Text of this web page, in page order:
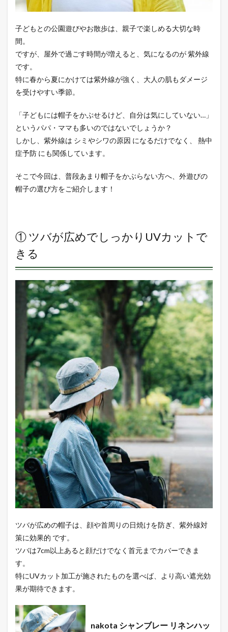
4
をか
もお
うち
で簡
単に
洗え
る
④折
りた
たん
で持
ち運
6
⑤撥
にも
7
ごに
子どもとの公園遊びやお散歩は、親子で楽しめる大切な時
間。
ですが、屋外で過ごす時間が増えると、気になるのが 紫外線
です。
特に春から夏にかけては紫外線が強く、大人の肌もダメージ
を受けやすい季節。
「子どもには帽子をかぶせるけど、自分は気にしていない…」
というパパ・ママも多いのではないでしょうか？
しかし、紫外線は シミやシワの原因 になるだけでなく、 熱中
症予防 にも関係しています。
そこで今回は、普段あまり帽子をかぶらない方へ、外遊びの
帽子の選び方をご紹介します！
① ツバが広めでしっかりUVカットで
きる
ツバが広めの帽子は、顔や首周りの日焼けを防ぎ、紫外線対
策に効果的 です。
ツバは7cm以上あると顔だけでなく首元までカバーできま
す。
特にUVカット加工が施されたものを選べば、より高い遮光効
果が期待できます。
nakota シャンブレー リネンハッ